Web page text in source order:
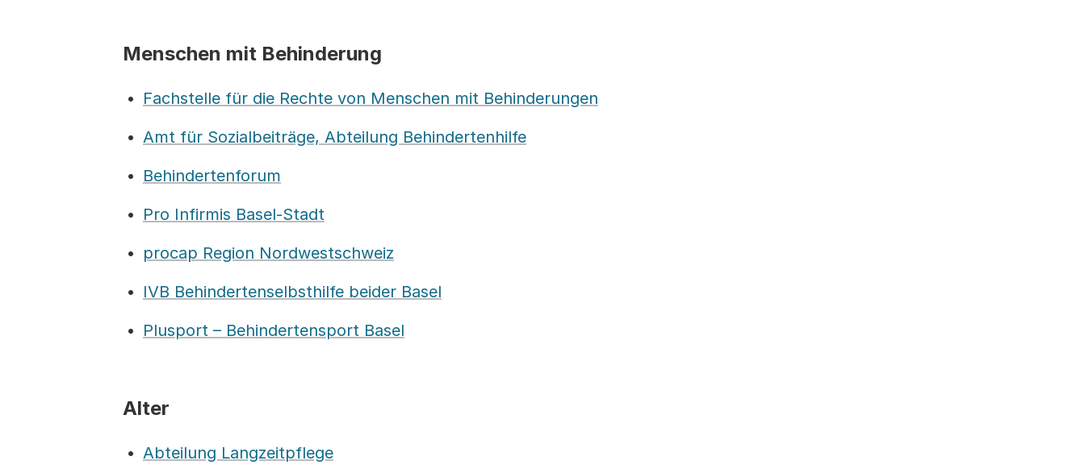
Menschen mit Behinderung
Fachstelle für die Rechte von Menschen mit Behinderungen
Amt für Sozialbeiträge, Abteilung Behindertenhilfe
Behindertenforum
Pro Infirmis Basel-Stadt
procap Region Nordwestschweiz
IVB Behindertenselbsthilfe beider Basel
Plusport – Behindertensport Basel
Alter
Abteilung Langzeitpflege